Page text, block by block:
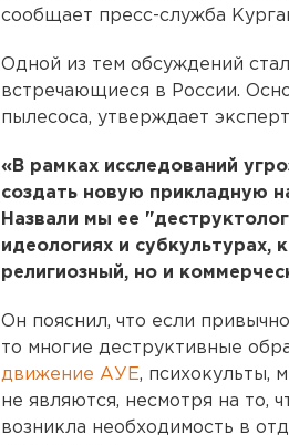
сообщает пресс-служба
Одной из тем обсуждений
встречающиеся в России.
пылесоса, утверждает
«В рамках исследований
создать новую прикладную
Назвали мы ее
идеологиях и субкультурах,
религиозный, но и
Он пояснил, что если
то многие деструктивные
движение АУЕ, психокульты,
не являются, несмотря на то,
возникла необходимость в